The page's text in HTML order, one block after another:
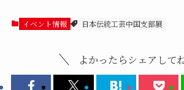
イベント情報 日本伝統工芸中国支部展
よかったらシェアして